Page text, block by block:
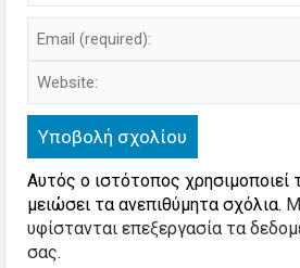
Αυτός ο ιστότοπος χρησιμοποιεί
μειώσει τα ανεπιθύμητα σχόλια.
υφίστανται επεξεργασία τα
σας.